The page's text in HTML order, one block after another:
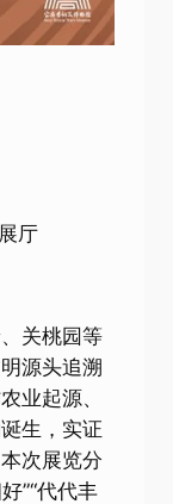
厅
关桃园等
源头追溯
业起源、
生，实证
次展览分
”“代代丰